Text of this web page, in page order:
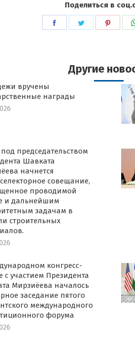
Поделиться в
ПоделитьсяПоделиться
Другие
вручены
награды
председательством
Шавката
начнется
совещание,
проводимой
и дальнейшим
задачам в
строительных
конгресс-
с участием Президента
Мирзиёева началось
заседание пятого
международного
форума